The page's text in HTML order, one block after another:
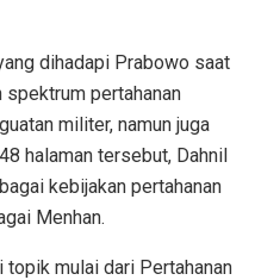
dihadapi Prabowo saat
spektrum pertahanan
militer, namun juga
halaman tersebut, Dahnil
kebijakan pertahanan
Menhan.
mulai dari Pertahanan